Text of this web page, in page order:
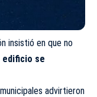
insistió en que no
edificio se
advirtieron